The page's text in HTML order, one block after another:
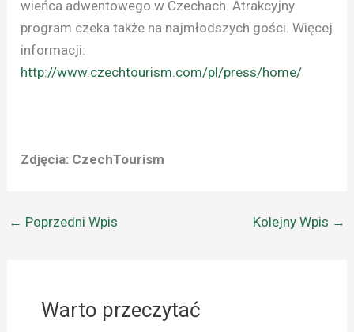
wieńca adwentowego w Czechach. Atrakcyjny
program czeka także na najmłodszych gości. Więcej
informacji:
http://www.czechtourism.com/pl/press/home/
Zdjęcia: CzechTourism
← Poprzedni Wpis Kolejny Wpis →
Warto przeczytać